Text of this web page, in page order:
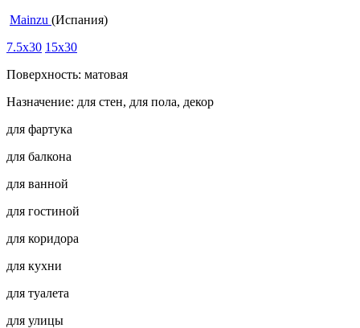
Mainzu (Испания)
7.5x30 15x30
Поверхность: матовая
Назначение: для стен, для пола, декор
для фартука
для балкона
для ванной
для гостиной
для коридора
для кухни
для туалета
для улицы